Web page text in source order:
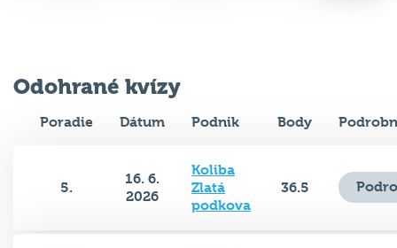
Odohrané kvízy
Poradie Dátum Podnik Body
5.
16. 6.
2026
Koliba
Zlatá
podkova
36.5